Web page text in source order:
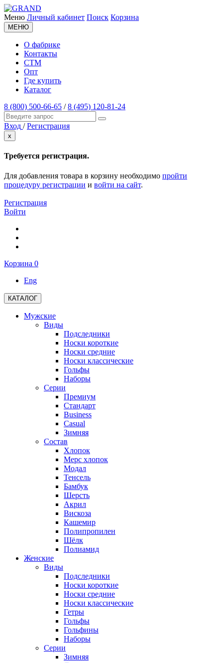
Меню Личный кабинет Поиск Корзина
МЕНЮ
О фабрике
Контакты
СТМ
Опт
Где купить
Каталог
8 (800) 500-66-65 /8 (495) 120-81-24
Вход / Регистрация
x
Требуется регистрация.
Для добавления товара в корзину необходимо пройти
процедуру регистрации и войти на сайт.
Регистрация
Войти
Корзина 0
Eng
КАТАЛОГ
Мужские
Виды
Подследники
Носки короткие
Носки средние
Носки классические
Гольфы
Наборы
Серии
Премиум
Стандарт
Business
Casual
Зимняя
Состав
Хлопок
Мерс хлопок
Модал
Тенсель
Бамбук
Шерсть
Акрил
Вискоза
Кашемир
Полипропилен
Шёлк
Полиамид
Женские
Виды
Подследники
Носки короткие
Носки средние
Носки классические
Гетры
Гольфы
Гольфины
Наборы
Серии
Зимняя